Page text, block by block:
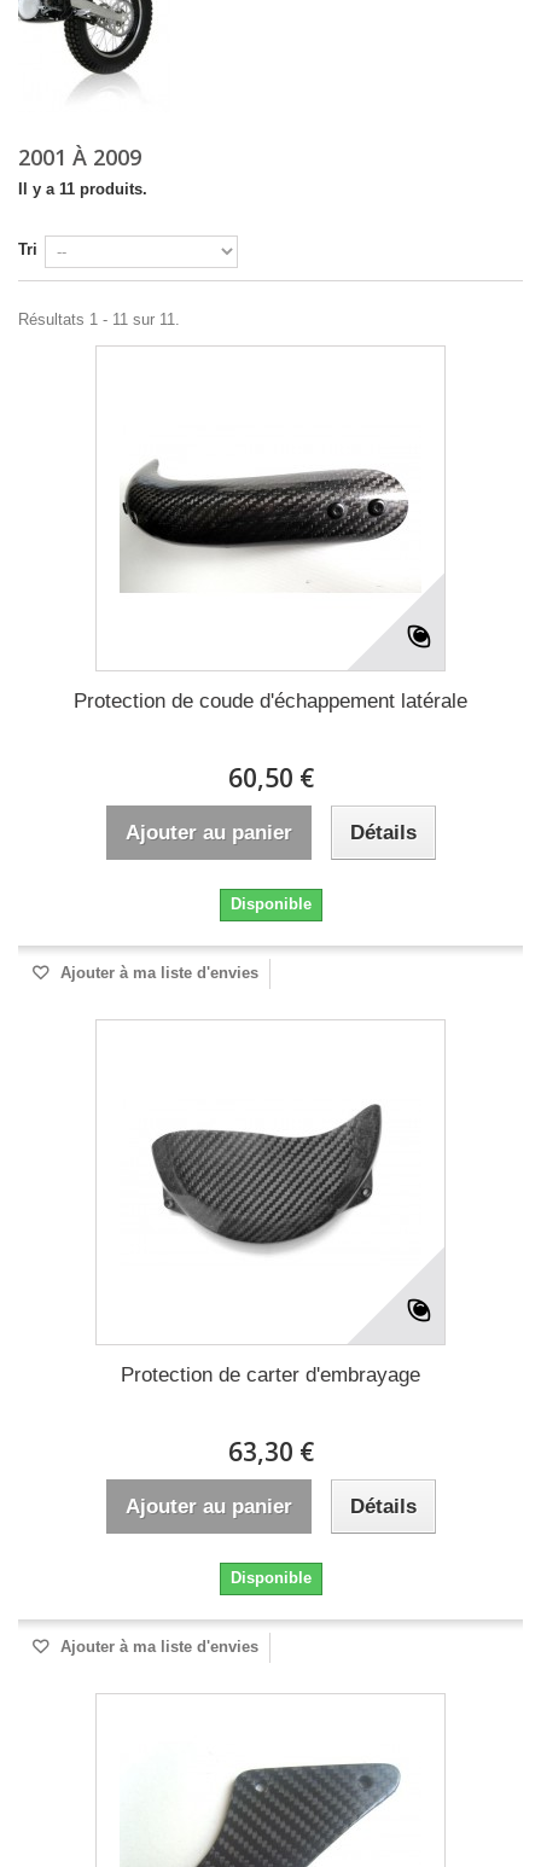
2001 À 2009
Il y a 11 produits.
Tri
Résultats 1 - 11 sur 11.
Protection de coude d'échappement latérale
60,50 €
Ajouter au panier Détails
Disponible
Ajouter à ma liste d'envies
Protection de carter d'embrayage
63,30 €
Ajouter au panier Détails
Disponible
Ajouter à ma liste d'envies